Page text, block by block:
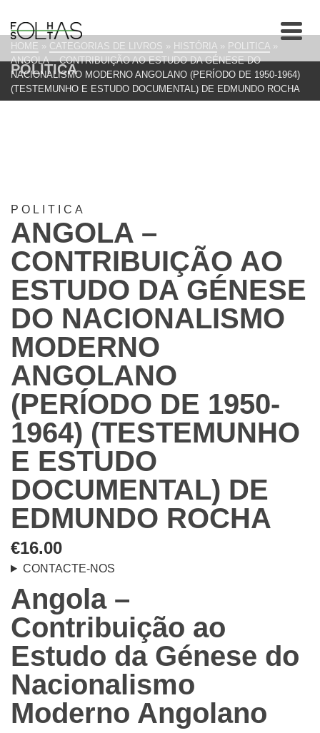
POLITICA
HOME » CATEGORIAS DE LIVROS » HISTÓRIA » POLITICA »
ANGOLA – CONTRIBUIÇÃO AO ESTUDO DA GÉNESE DO
NACIONALISMO MODERNO ANGOLANO (PERÍODO DE 1950-1964)
(TESTEMUNHO E ESTUDO DOCUMENTAL) DE EDMUNDO ROCHA
POLITICA
ANGOLA –
CONTRIBUIÇÃO AO
ESTUDO DA GÉNESE
DO NACIONALISMO
MODERNO
ANGOLANO
(PERÍODO DE 1950-
1964) (TESTEMUNHO
E ESTUDO
DOCUMENTAL) DE
EDMUNDO ROCHA
€16.00
CONTACTE-NOS
Angola –
Contribuição ao
Estudo da Génese do
Nacionalismo
Moderno Angolano